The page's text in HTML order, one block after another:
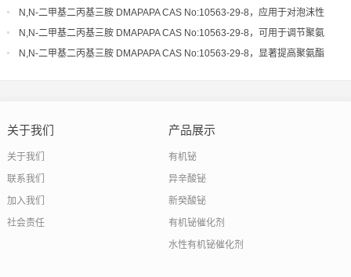
醇混合，催化活性稳定可靠
N,N-二甲基二丙基三胺 DMAPAPA CAS No:10563-29-8，应用于对泡沫性
能和环保性有严格要求的领域
N,N-二甲基二丙基三胺 DMAPAPA CAS No:10563-29-8，可用于调节聚氨
酯体系的起发和凝胶活性
N,N-二甲基二丙基三胺 DMAPAPA CAS No:10563-29-8，显著提高聚氨酯
关于我们
关于我们
联系我们
加入我们
社会责任
产品展示
有机铋
异辛酸铋
新癸酸铋
有机铋催化剂
水性有机铋催化剂